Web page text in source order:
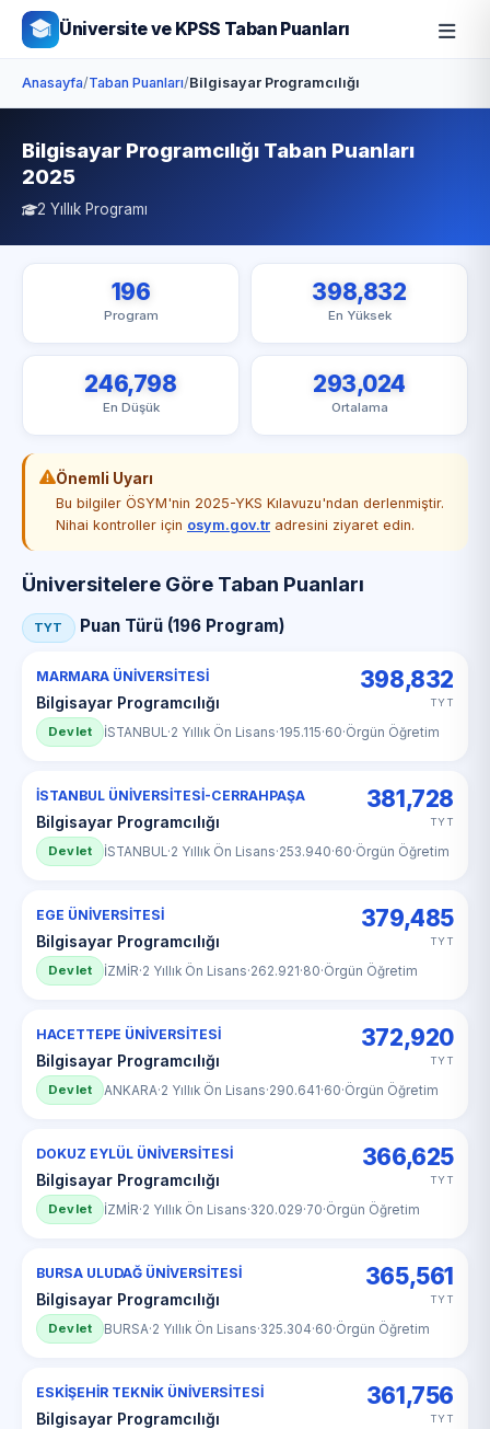
Üniversite ve KPSS Taban Puanları
Anasayfa/Taban Puanları/Bilgisayar Programcılığı
Bilgisayar Programcılığı Taban Puanları
2025
2 Yıllık Programı
196
Program
398,832
En Yüksek
246,798
En Düşük
293,024
Ortalama
Önemli Uyarı
Bu bilgiler ÖSYM'nin 2025-YKS Kılavuzu'ndan derlenmiştir.
Nihai kontroller için osym.gov.tr adresini ziyaret edin.
Üniversitelere Göre Taban Puanları
TYT Puan Türü (196 Program)
MARMARA ÜNİVERSİTESİ
Bilgisayar Programcılığı
398,832
TYT
Devlet İSTANBUL ·2 Yıllık Ön Lisans·195.115·60·Örgün Öğretim
İSTANBUL ÜNİVERSİTESİ-CERRAHPAŞA
Bilgisayar Programcılığı
381,728
TYT
Devlet İSTANBUL ·2 Yıllık Ön Lisans·253.940·60·Örgün Öğretim
EGE ÜNİVERSİTESİ
Bilgisayar Programcılığı
379,485
TYT
Devlet İZMİR·2 Yıllık Ön Lisans·262.921·80·Örgün Öğretim
HACETTEPE ÜNİVERSİTESİ
Bilgisayar Programcılığı
372,920
TYT
Devlet ANKARA·2 Yıllık Ön Lisans·290.641·60·Örgün Öğretim
DOKUZ EYLÜL ÜNİVERSİTESİ
Bilgisayar Programcılığı
366,625
TYT
Devlet İZMİR·2 Yıllık Ön Lisans·320.029·70·Örgün Öğretim
BURSA ULUDAĞ ÜNİVERSİTESİ
Bilgisayar Programcılığı
365,561
TYT
Devlet BURSA·2 Yıllık Ön Lisans·325.304·60·Örgün Öğretim
ESKİŞEHİR TEKNİK ÜNİVERSİTESİ
Bilgisayar Programcılığı
361,756
TYT